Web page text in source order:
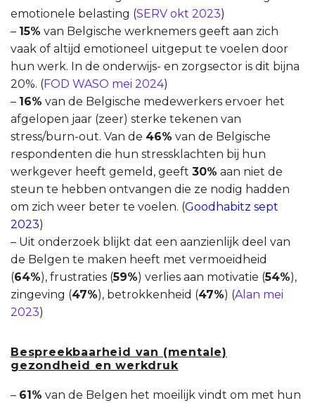
emotionele belasting (SERV okt 2023)
– 15% van Belgische werknemers geeft aan zich
vaak of altijd emotioneel uitgeput te voelen door
hun werk. In de onderwijs- en zorgsector is dit bijna
20%. (FOD WASO mei 2024)
– 16% van de Belgische medewerkers ervoer het
afgelopen jaar (zeer) sterke tekenen van
stress/burn-out. Van de 46% van de Belgische
respondenten die hun stressklachten bij hun
werkgever heeft gemeld, geeft 30% aan niet de
steun te hebben ontvangen die ze nodig hadden
om zich weer beter te voelen. (Goodhabitz sept
2023)
– Uit onderzoek blijkt dat een aanzienlijk deel van
de Belgen te maken heeft met vermoeidheid
(64%), frustraties (59%) verlies aan motivatie (54%),
zingeving (47%), betrokkenheid (47%) (Alan mei
2023)
Bespreekbaarheid van (mentale)
gezondheid en werkdruk
– 61% van de Belgen het moeilijk vindt om met hun